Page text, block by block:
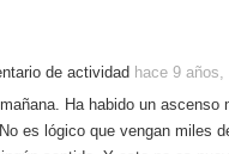
de actividad hace 9 años,
Ha habido un
es lógico que vengan miles